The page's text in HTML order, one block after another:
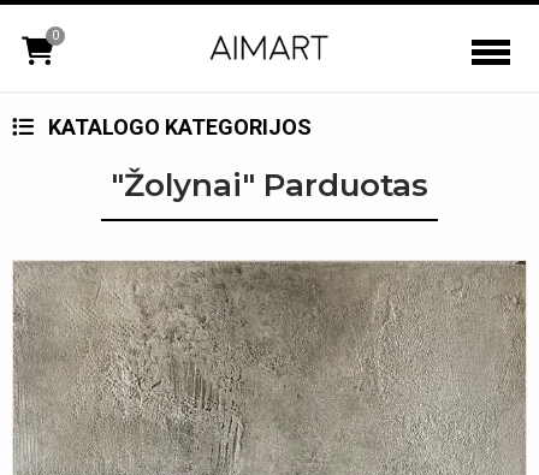
0
KATALOGO KATEGORIJOS
"Žolynai" Parduotas